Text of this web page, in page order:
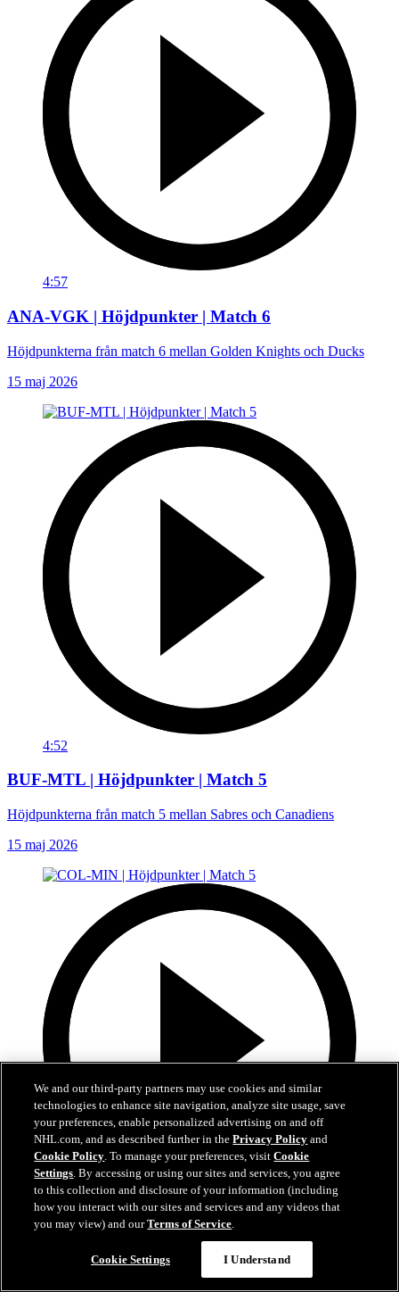
4:57
ANA-VGK | Höjdpunkter | Match 6
Höjdpunkterna från match 6 mellan Golden Knights och Ducks
15 maj 2026
4:52
BUF-MTL | Höjdpunkter | Match 5
Höjdpunkterna från match 5 mellan Sabres och Canadiens
15 maj 2026
5:00
COL-MIN | Höjdpunkter | Match 5
Höjdpunkter från match 5 mellan Avalanche och Wild
We and our third-party partners may use cookies and similar
technologies to enhance site navigation, analyze site usage, save
your preferences, enable personalized advertising on and off
NHL.com, and as described further in thePrivacy Policy and
Cookie Policy. To manage your preferences, visitCookie
Settings. By accessing or using our sites and services, you agree
to this collection and disclosure of your information (including
how you interact with our sites and services and any videos that
you may view) and ourTerms of Service.
Cookie Settings I Understand